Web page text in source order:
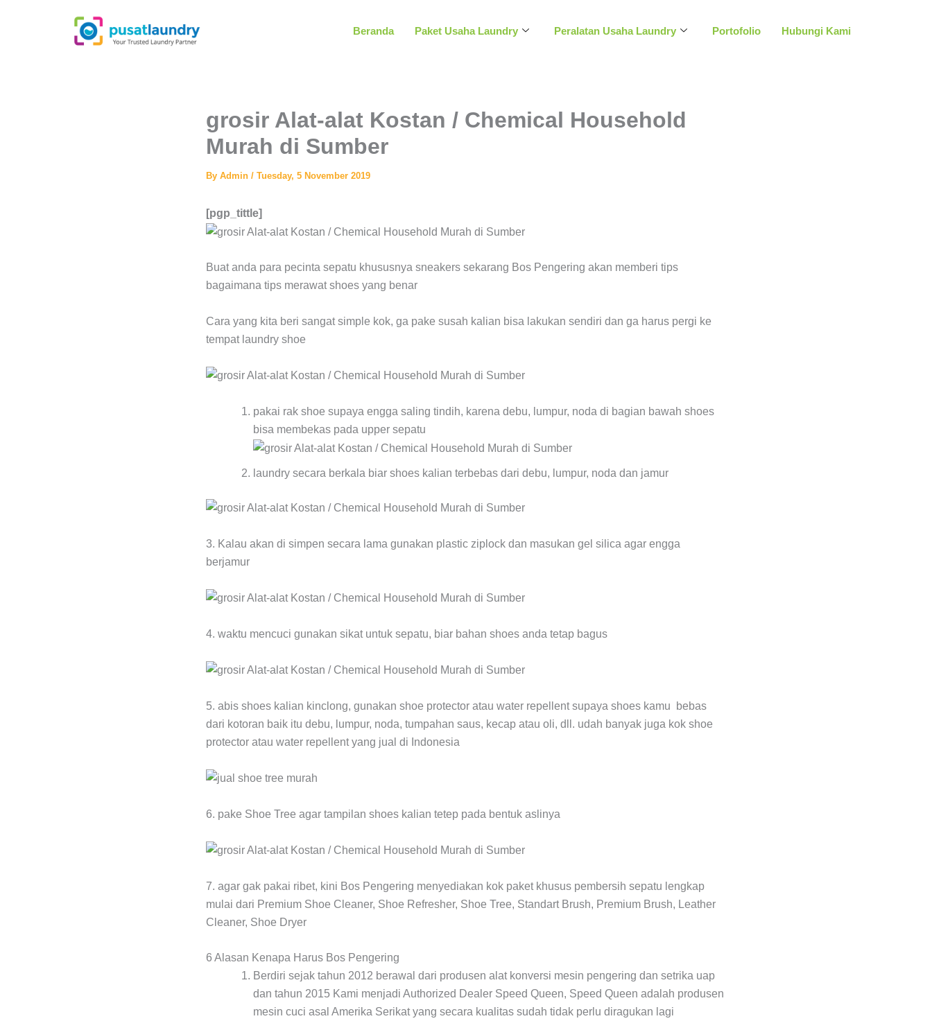
Beranda Paket Usaha Laundry Peralatan Usaha Laundry Portofolio Hubungi Kami
grosir Alat-alat Kostan / Chemical Household
Murah di Sumber
By Admin / Tuesday, 5 November 2019
[pgp_tittle]
Buat anda para pecinta sepatu khususnya sneakers sekarang Bos Pengering akan memberi tips
bagaimana tips merawat shoes yang benar
Cara yang kita beri sangat simple kok, ga pake susah kalian bisa lakukan sendiri dan ga harus pergi ke
tempat laundry shoe
pakai rak shoe supaya engga saling tindih, karena debu, lumpur, noda di bagian bawah shoes
bisa membekas pada upper sepatu
laundry secara berkala biar shoes kalian terbebas dari debu, lumpur, noda dan jamur
3. Kalau akan di simpen secara lama gunakan plastic ziplock dan masukan gel silica agar engga
berjamur
4. waktu mencuci gunakan sikat untuk sepatu, biar bahan shoes anda tetap bagus
5. abis shoes kalian kinclong, gunakan shoe protector atau water repellent supaya shoes kamu bebas
dari kotoran baik itu debu, lumpur, noda, tumpahan saus, kecap atau oli, dll. udah banyak juga kok shoe
protector atau water repellent yang jual di Indonesia
6. pake Shoe Tree agar tampilan shoes kalian tetep pada bentuk aslinya
7. agar gak pakai ribet, kini Bos Pengering menyediakan kok paket khusus pembersih sepatu lengkap
mulai dari Premium Shoe Cleaner, Shoe Refresher, Shoe Tree, Standart Brush, Premium Brush, Leather
Cleaner, Shoe Dryer
6 Alasan Kenapa Harus Bos Pengering
Berdiri sejak tahun 2012 berawal dari produsen alat konversi mesin pengering dan setrika uap
dan tahun 2015 Kami menjadi Authorized Dealer Speed Queen, Speed Queen adalah produsen
mesin cuci asal Amerika Serikat yang secara kualitas sudah tidak perlu diragukan lagi